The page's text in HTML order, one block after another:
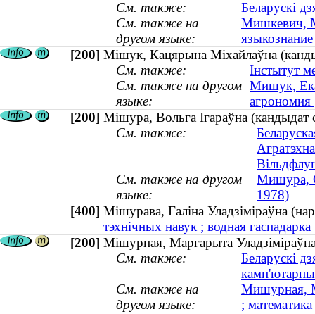
См. также:
Беларускі
См. также на
другом языке:
Мишкевич,
[200] Мішук, Кацярына Міхайлаўна
См. также:
Інстытут
См. также на другом
языке:
Мишук,
[200] Мішура, Вольга Ігараўна (кандыдат
См. также:
См. также на другом
языке:
Мишура,
1978)
[400] Мішурава, Галіна Уладзіміраўна
тэхнічных навук ; водная
[200] Мішурная, Маргарыта
См. также:
Беларускі
См. также на
другом языке:
Мишурная,
;